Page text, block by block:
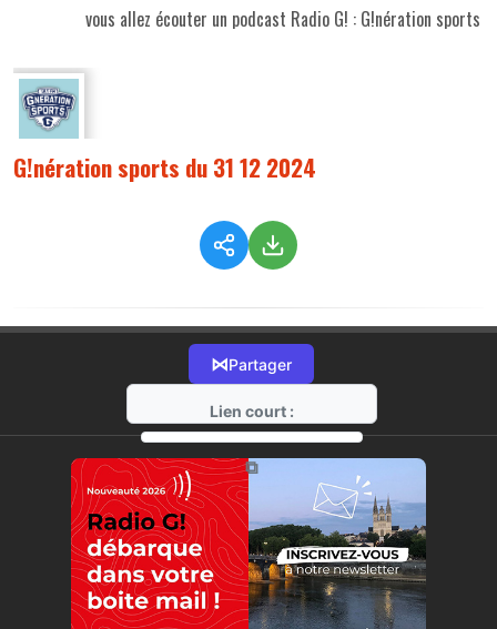
vous allez écouter un podcast Radio G! : G!nération sports
G!nération sports du 31 12 2024
⋈Partager
Lien court :
https://radio-g.fr?16433
⧉